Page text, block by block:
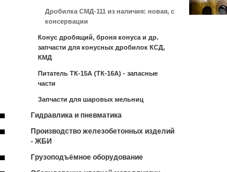
Дробилка СМД-111 из наличия: новая, с
консервации
Конус дробящий, броня конуса и др.
запчасти для конусных дробилок КСД,
КМД
Питатель ТК-15А (ТК-16А) - запасные
части
Запчасти для шаровых мельниц
Гидравлика и пневматика
Производство железобетонных изделий
- ЖБИ
Грузоподъёмное оборудование